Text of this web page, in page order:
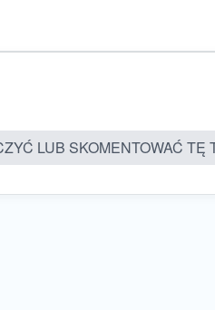
LUB SKOMENTOWAĆ TĘ